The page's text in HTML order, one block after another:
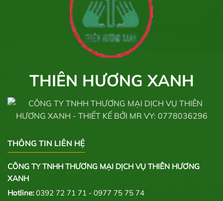
THIÊN HƯƠNG XANH
THÔNG TIN LIÊN HỆ
CÔNG TY TNHH THƯƠNG MẠI DỊCH VỤ THIÊN HƯƠNG
XANH
Hotline: 0392 72 71 71 - 0977 75 75 74